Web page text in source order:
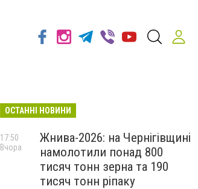
ОСТАННІ НОВИНИ
Жнива-2026: на Чернігівщині
намолотили понад 800
тисяч тонн зерна та 190
тисяч тонн ріпаку
17:50
Вчора